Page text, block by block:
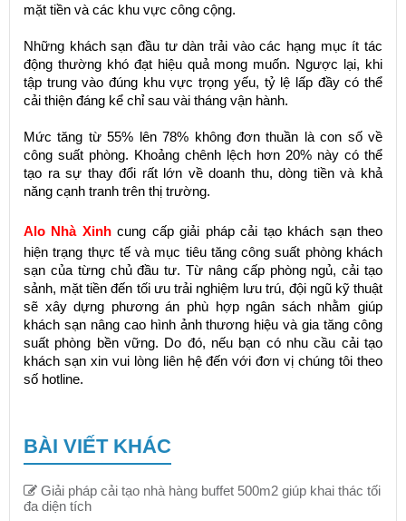
mặt tiền và các khu vực công cộng.
Những khách sạn đầu tư dàn trải vào các hạng mục ít tác
động thường khó đạt hiệu quả mong muốn. Ngược lại, khi
tập trung vào đúng khu vực trọng yếu, tỷ lệ lấp đầy có thể
cải thiện đáng kể chỉ sau vài tháng vận hành.
Mức tăng từ 55% lên 78% không đơn thuần là con số về
công suất phòng. Khoảng chênh lệch hơn 20% này có thể
tạo ra sự thay đổi rất lớn về doanh thu, dòng tiền và khả
năng cạnh tranh trên thị trường.
Alo Nhà Xinhcung cấp giải pháp cải tạo khách sạn theo
hiện trạng thực tế và mục tiêu tăng công suất phòng khách
sạn của từng chủ đầu tư. Từ nâng cấp phòng ngủ, cải tạo
sảnh, mặt tiền đến tối ưu trải nghiệm lưu trú, đội ngũ kỹ thuật
sẽ xây dựng phương án phù hợp ngân sách nhằm giúp
khách sạn nâng cao hình ảnh thương hiệu và gia tăng công
suất phòng bền vững. Do đó, nếu bạn có nhu cầu cải tạo
khách sạn xin vui lòng liên hệ đến với đơn vị chúng tôi theo
số hotline.
BÀI VIẾT KHÁC
Giải pháp cải tạo nhà hàng buffet 500m2 giúp khai thác tối
đa diện tích